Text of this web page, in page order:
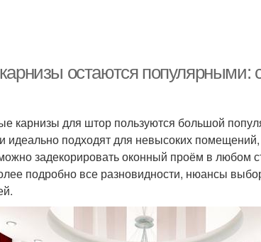
остаются популярными:
карнизы для штор пользуются большой
идеально подходят для невысоких
задекорировать оконный проём в любом
подробно все разновидности, нюансы